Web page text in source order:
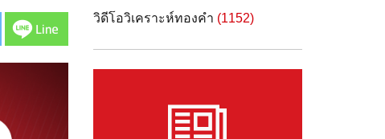
Line
วิดีโอวิเคราะห์ทองคำ (1152)